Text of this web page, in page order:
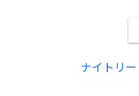
ナイトリー